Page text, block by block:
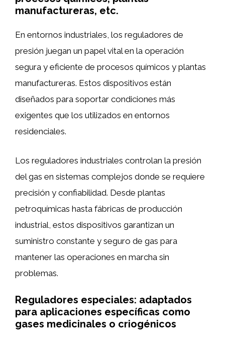
manufactureras, etc.
En entornos industriales, los reguladores de
presión juegan un papel vital en la operación
segura y eficiente de procesos químicos y plantas
manufactureras. Estos dispositivos están
diseñados para soportar condiciones más
exigentes que los utilizados en entornos
residenciales.
Los reguladores industriales controlan la presión
del gas en sistemas complejos donde se requiere
precisión y confiabilidad. Desde plantas
petroquímicas hasta fábricas de producción
industrial, estos dispositivos garantizan un
suministro constante y seguro de gas para
mantener las operaciones en marcha sin
problemas.
Reguladores especiales: adaptados
para aplicaciones específicas como
gases medicinales o criogénicos